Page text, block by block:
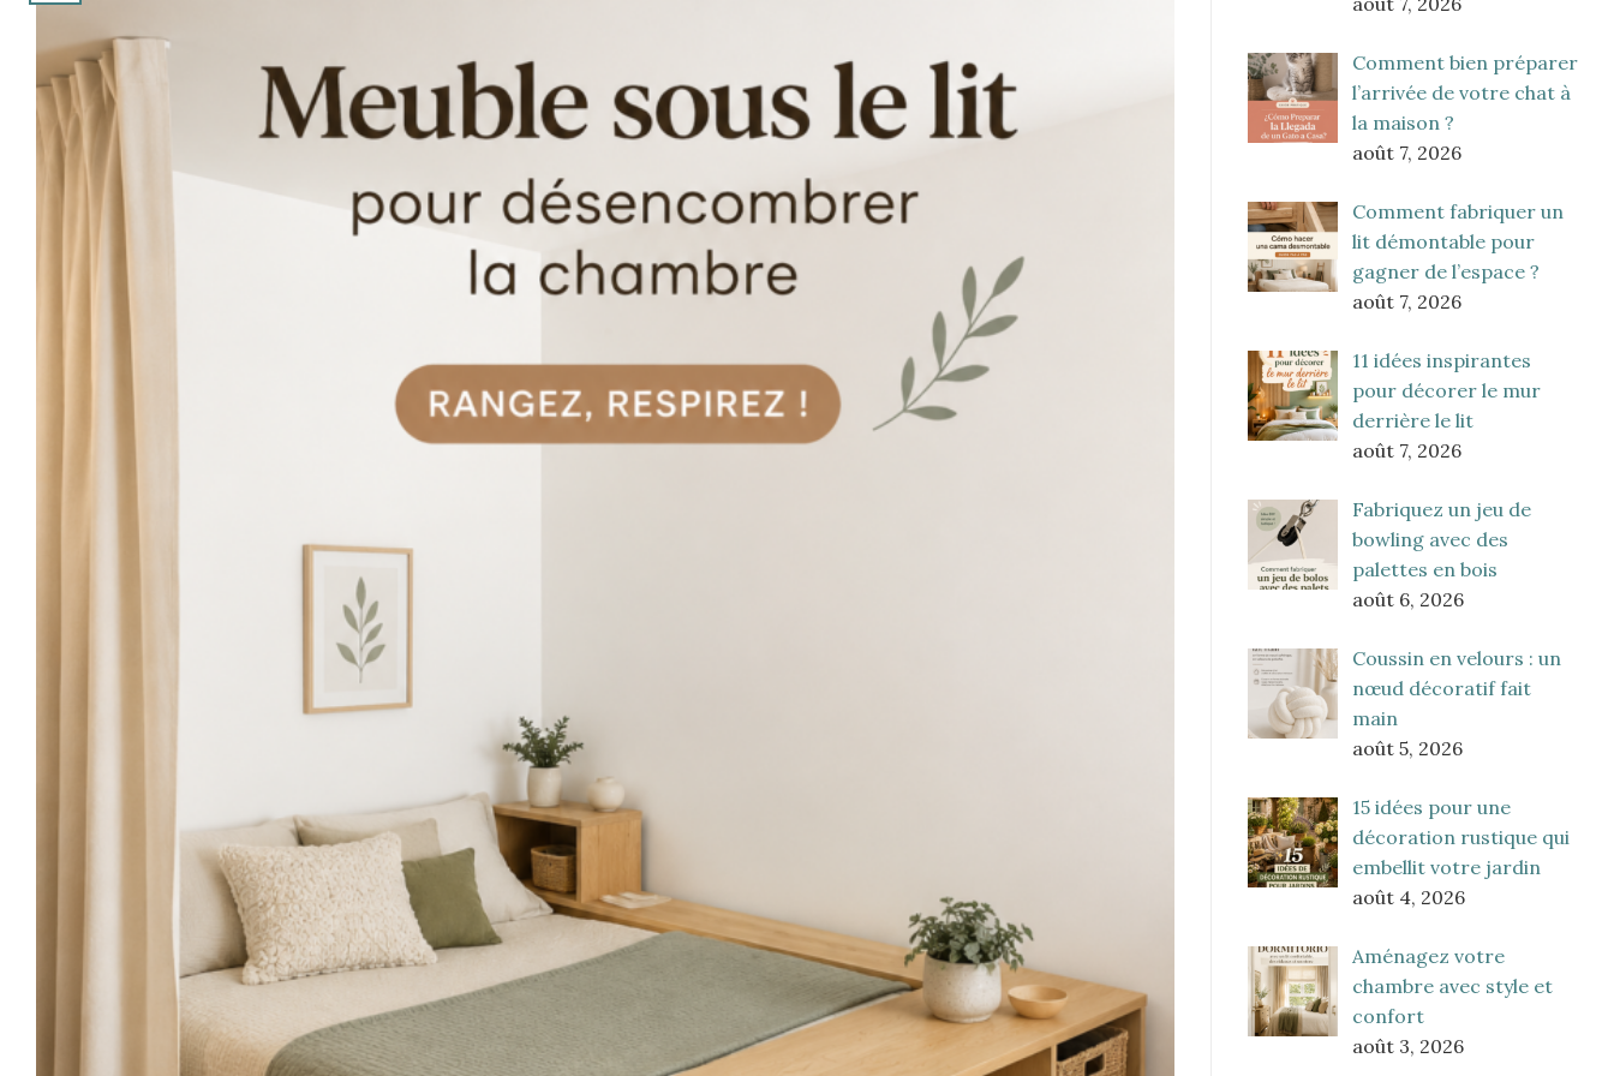
Comment bien préparer
l’arrivée de votre chat à
la maison ?
août 7, 2026
Comment fabriquer un
lit démontable pour
gagner de l’espace ?
août 7, 2026
11 idées inspirantes
pour décorer le mur
derrière le lit
août 7, 2026
Fabriquez un jeu de
bowling avec des
palettes en bois
août 6, 2026
Coussin en velours : un
nœud décoratif fait
main
août 5, 2026
15 idées pour une
décoration rustique qui
embellit votre jardin
août 4, 2026
Aménagez votre
chambre avec style et
confort
août 3, 2026